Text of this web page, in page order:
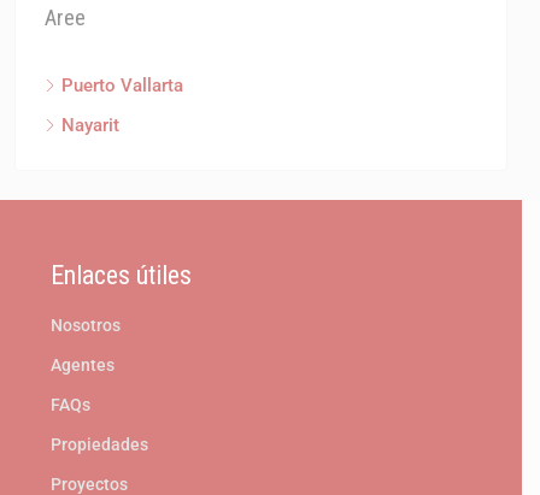
Aree
Puerto Vallarta
Nayarit
Enlaces útiles
Nosotros
Agentes
FAQs
Propiedades
Proyectos